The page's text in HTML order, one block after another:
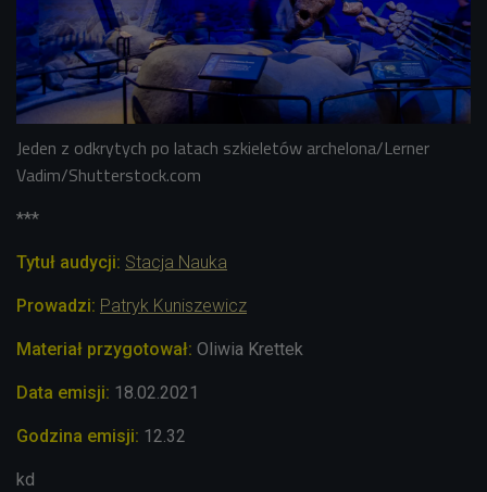
Jeden z odkrytych po latach szkieletów archelona/Lerner
Vadim/Shutterstock.com
***
Tytuł audycji: Stacja Nauka
Prowadzi: Patryk Kuniszewicz
Materiał przygotował: Oliwia Krettek
Data emisji: 18.02.2021
Godzina emisji: 12.32
kd